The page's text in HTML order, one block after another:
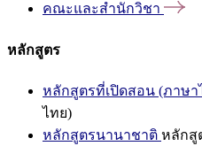
คณะและสำนักวิชา
หลักสูตร
หลักสูตรที่เปิดสอน (ภาษา
ไทย)
หลักสูตรนานาชาติ หลักสู